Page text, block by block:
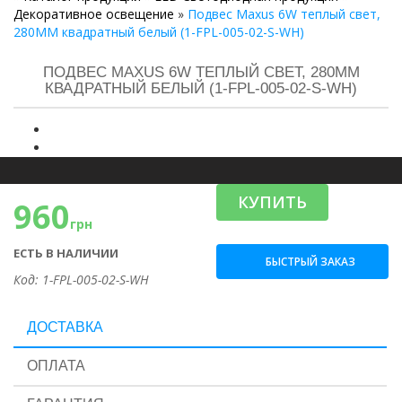
Декоративное освещение » Подвес Maxus 6W теплый свет,
280MM квадратный белый (1-FPL-005-02-S-WH)
ПОДВЕС MAXUS 6W ТЕПЛЫЙ СВЕТ, 280MM
КВАДРАТНЫЙ БЕЛЫЙ (1-FPL-005-02-S-WH)
960грн
ЕСТЬ В НАЛИЧИИ
Код: 1-FPL-005-02-S-WH
КУПИТЬ
БЫСТРЫЙ ЗАКАЗ
ДОСТАВКА
ОПЛАТА